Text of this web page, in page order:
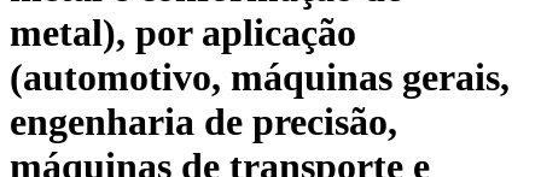
metal), por aplicação
(automotivo, máquinas gerais,
engenharia de precisão,
máquinas de transporte e